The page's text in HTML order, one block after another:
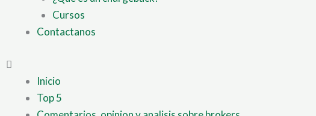
Cursos
Contactanos
Inicio
Top 5